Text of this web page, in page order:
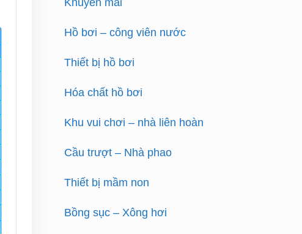
Hồ bơi – công viên nước
Thiết bị hồ bơi
Hóa chất hồ bơi
Khu vui chơi – nhà liên hoàn
Cầu trượt – Nhà phao
Thiết bị mầm non
Bồng sục – Xông hơi